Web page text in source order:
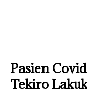
Pasien
Tekiro